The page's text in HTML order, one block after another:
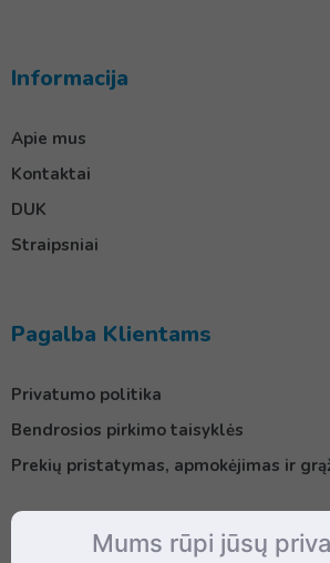
Informacija
Apie mus
Kontaktai
DUK
Straipsniai
Pagalba Klientams
Privatumo politika
Bendrosios pirkimo taisyklės
Prekių pristatymas, apmokėjimas ir
KontaktaiMums rūpi jūsų